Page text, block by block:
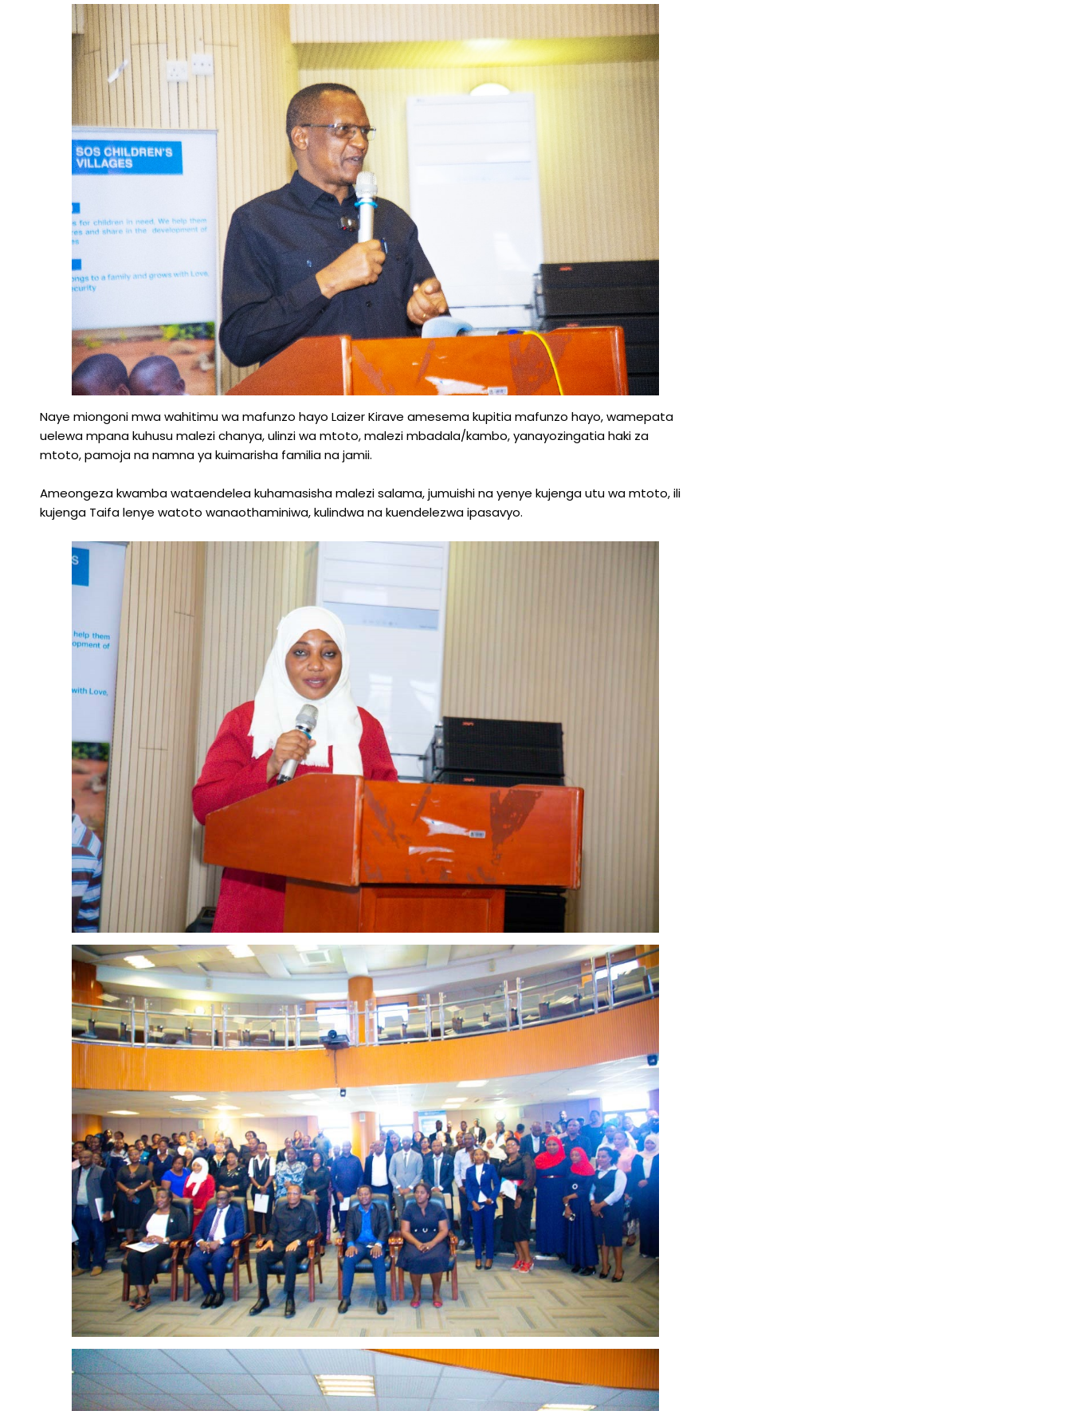
Naye miongoni mwa wahitimu wa mafunzo hayo Laizer Kirave amesema kupitia mafunzo hayo, wamepata
uelewa mpana kuhusu malezi chanya, ulinzi wa mtoto, malezi mbadala/kambo, yanayozingatia haki za
mtoto, pamoja na namna ya kuimarisha familia na jamii.
Ameongeza kwamba wataendelea kuhamasisha malezi salama, jumuishi na yenye kujenga utu wa mtoto, ili
kujenga Taifa lenye watoto wanaothaminiwa, kulindwa na kuendelezwa ipasavyo.